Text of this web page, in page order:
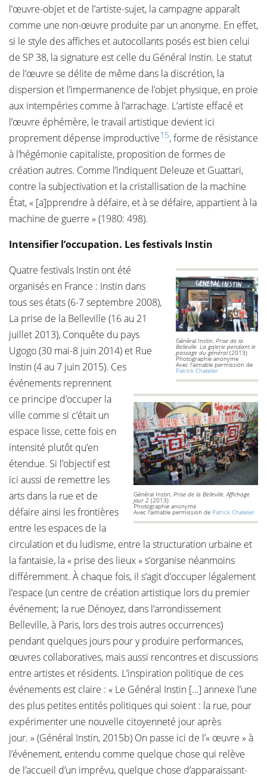
l’œuvre-objet et de l’artiste-sujet, la campagne apparaît
comme une non-œuvre produite par un anonyme. En effet,
si le style des affiches et autocollants posés est bien celui
de SP 38, la signature est celle du Général Instin. Le statut
de l’œuvre se délite de même dans la discrétion, la
dispersion et l’impermanence de l’objet physique, en proie
aux intempéries comme à l’arrachage. L’artiste effacé et
l’œuvre éphémère, le travail artistique devient ici
proprement dépense improductive15, forme de résistance
à l’hégémonie capitaliste, proposition de formes de
création autres. Comme l’indiquent Deleuze et Guattari,
contre la subjectivation et la cristallisation de la machine
État, « [a]pprendre à défaire, et à se défaire, appartient à la
machine de guerre » (1980: 498).
Intensifier l’occupation. Les festivals Instin
Général Instin,Prise de la
Belleville. La galerie pendant le
passage du général(2013)
Photographie anonyme
Avec l'aimable permission de
Patrick Chatelier
Général Instin, Prise de la Belleville. Affichage
jour 2 (2013)
Photographie anonyme
Avec l'aimable permission de Patrick Chatelier
Quatre festivals Instin ont été
organisés en France : Instin dans
tous ses états (6-7 septembre 2008),
La prise de la Belleville (16 au 21
juillet 2013), Conquête du pays
Ugogo (30 mai-8 juin 2014) et Rue
Instin (4 au 7 juin 2015). Ces
événements reprennent
ce principe d’occuper la
ville comme si c’était un
espace lisse, cette fois en
intensité plutôt qu’en
étendue. Si l’objectif est
ici aussi de remettre les
arts dans la rue et de
défaire ainsi les frontières
entre les espaces de la
circulation et du ludisme, entre la structuration urbaine et
la fantaisie, la « prise des lieux » s’organise néanmoins
différemment. À chaque fois, il s’agit d’occuper légalement
l’espace (un centre de création artistique lors du premier
événement; la rue Dénoyez, dans l’arrondissement
Belleville, à Paris, lors des trois autres occurrences)
pendant quelques jours pour y produire performances,
œuvres collaboratives, mais aussi rencontres et discussions
entre artistes et résidents. L’inspiration politique de ces
événements est claire : « Le Général Instin […] annexe l’une
des plus petites entités politiques qui soient : la rue, pour
expérimenter une nouvelle citoyenneté jour après
jour. » (Général Instin, 2015b) On passe ici de l’« œuvre » à
l’événement, entendu comme quelque chose qui relève
de l’accueil d’un imprévu, quelque chose d’apparaissant-